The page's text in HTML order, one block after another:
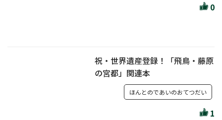
0
祝・世界遺産登録！「飛鳥・藤原
の宮都」関連本
ほんとのであいのおてつだい
1